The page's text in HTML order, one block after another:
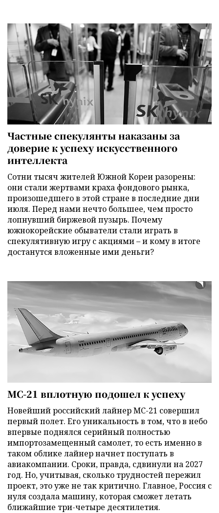
Частные спекулянты наказаны за
доверие к успеху искусственного
интеллекта
Сотни тысяч жителей Южной Кореи разорены:
они стали жертвами краха фондового рынка,
произошедшего в этой стране в последние дни
июля. Перед нами нечто большее, чем просто
лопнувший биржевой пузырь. Почему
южнокорейские обыватели стали играть в
спекулятивную игру с акциями – и кому в итоге
достанутся вложенные ими деньги?
МС-21 вплотную подошел к успеху
Новейший российский лайнер МС-21 совершил
первый полет. Его уникальность в том, что в небо
впервые поднялся серийный полностью
импортозамещенный самолет, то есть именно в
таком облике лайнер начнет поступать в
авиакомпании. Сроки, правда, сдвинули на 2027
год. Но, учитывая, сколько трудностей пережил
проект, это уже не так критично. Главное, Россия с
нуля создала машину, которая сможет летать
ближайшие три-четыре десятилетия.